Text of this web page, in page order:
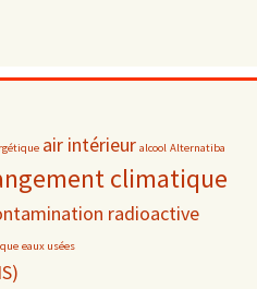
air intérieur alcool Alternatiba
climatique
radioactive
eaux usées